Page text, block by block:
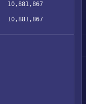
10,881,867
10,881,867